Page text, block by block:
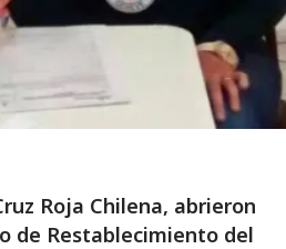
Roja Chilena, abrieron
de Restablecimiento del